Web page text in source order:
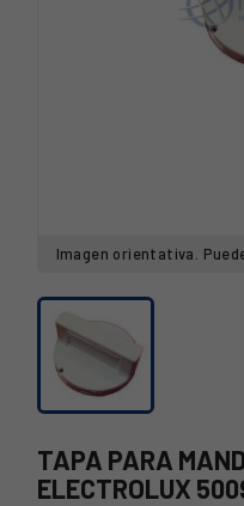
Imagen orientativa.
TAPA PARA
ELECTROLUX